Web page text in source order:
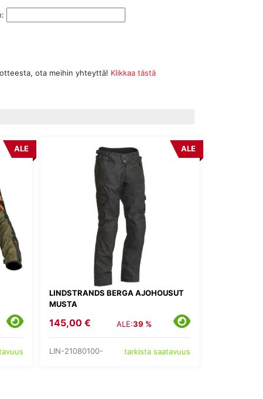
ota meihin yhteyttä! Klikkaa tästä
ALE
LINDSTRANDS BERGA AJOHOUSUT
MUSTA
ALE
145,00 € ALE:39 %
LIN-21080100- tarkista saatavuus